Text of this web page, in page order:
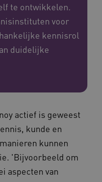
te ontwikkelen.
voor
kennisrol
duidelijke
actief is geweest
kunde en
kunnen
'Bijvoorbeeld om
aspecten van